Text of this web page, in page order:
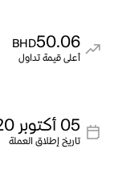
50.06
BHD
أعلى قيمة تداول
05 أكتوبر 2020
تاريخ إطلاق العملة